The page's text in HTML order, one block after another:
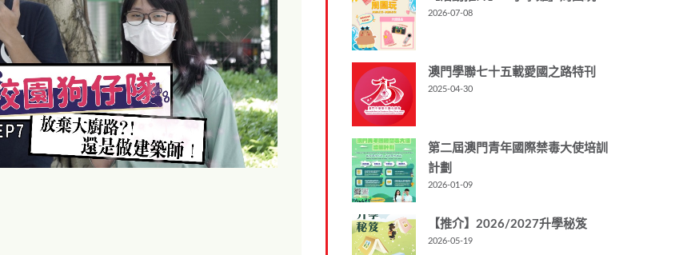
2026-07-08
澳門學聯七十五載愛國之路特刊
2025-04-30
第二屆澳門青年國際禁毒大使培訓
計劃
2026-01-09
【推介】2026/2027升學秘笈
2026-05-19